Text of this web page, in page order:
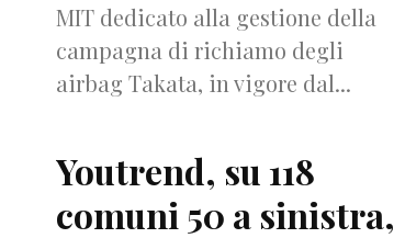
MIT dedicato alla gestione della
campagna di richiamo degli
airbag Takata, in vigore dal...
Youtrend, su 118
comuni 50 a sinistra,